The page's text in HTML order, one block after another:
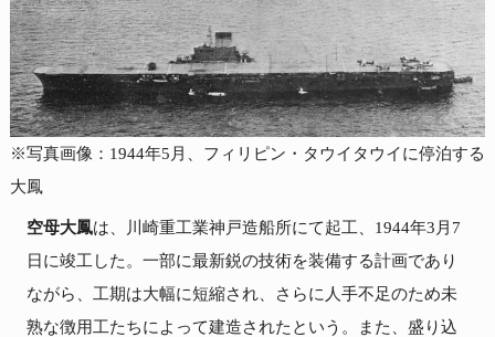
※写真画像：1944年5月、フィリピン・タウイタウイに停泊する
大鳳
空母大鳳は、川崎重工業神戸造船所にて起工、1944年3月7
日に竣工した。一部に最新鋭の技術を装備する計画であり
ながら、工期は大幅に短縮され、さらに人手不足のため未
熟な徴用工たちによって建造されたという。また、盛り込